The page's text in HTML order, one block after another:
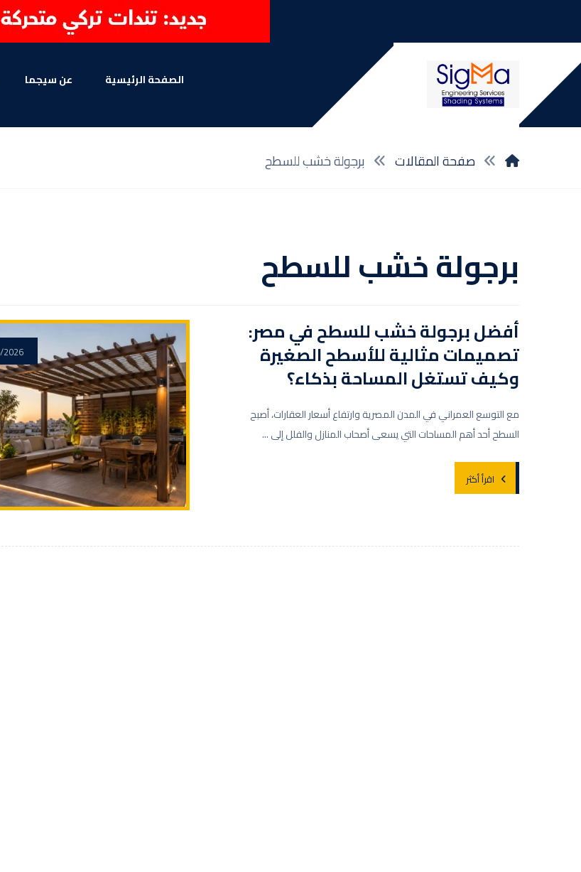
الصفحة الرئيسية عن سيجما
صفحة المقالات برجولة خشب للسطح
برجولة خشب للسطح
أفضل برجولة خشب للسطح في مصر:
تصميمات مثالية للأسطح الصغيرة
وكيف تستغل المساحة بذكاء؟
مع التوسع العمراني في المدن المصرية وارتفاع أسعار العقارات، أصبح
السطح أحد أهم المساحات التي يسعى أصحاب المنازل والفلل إلى ...
اقرأ أكثر